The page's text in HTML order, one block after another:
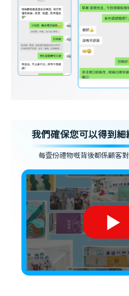
我們確保您可以得到
每壹份禮物嘅背後都係顧客